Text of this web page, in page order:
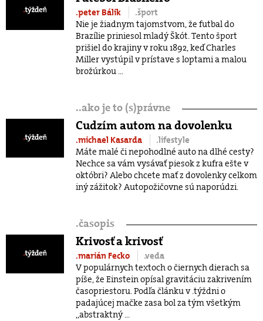
.peter Bálik
.šport
Nie je žiadnym tajomstvom, že futbal do
Brazílie priniesol mladý Škót. Tento šport
prišiel do krajiny v roku 1892, keď Charles
Miller vystúpil v prístave s loptami a malou
brožúrkou ...
..ako je to (s)právne
Cudzím autom na dovolenku
.michael Kasarda
.lifestyle
Máte malé či nepohodlné auto na dlhé cesty?
Nechce sa vám vysávať piesok z kufra ešte v
októbri? Alebo chcete mať z dovolenky celkom
iný zážitok? Autopožičovne sú naporúdzi.
.časopis
Krivosť a krivosť
.marián Fecko
.veda
V populárnych textoch o čiernych dierach sa
píše, že Einstein opísal gravitáciu zakrivením
časopriestoru. Podľa článku v .týždni o
padajúcej mačke zasa bol za tým všetkým
,,abstraktný ...